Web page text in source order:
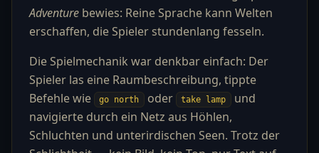
Adventure bewies: Reine Sprache kann Welten
erschaffen, die Spieler stundenlang fesseln.
Die Spielmechanik war denkbar einfach: Der
Spieler las eine Raumbeschreibung, tippte
Befehle wie
go north oder take lamp und
navigierte durch ein Netz aus Höhlen,
Schluchten und unterirdischen Seen. Trotz der